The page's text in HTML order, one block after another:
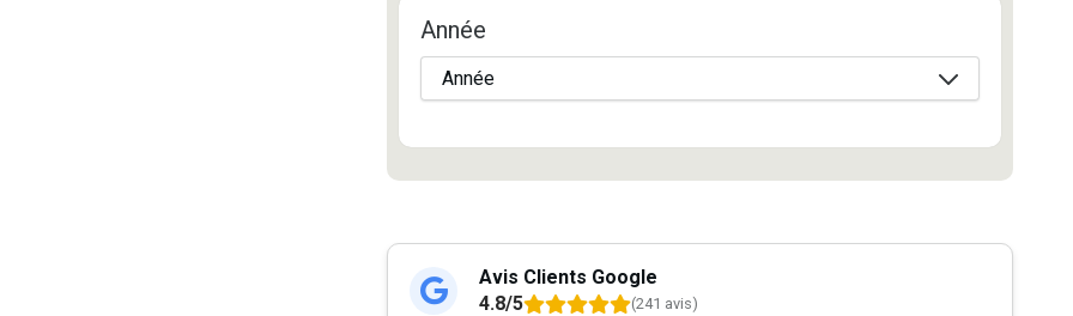
Année
Avis Clients Google
4.8/5
(241 avis)